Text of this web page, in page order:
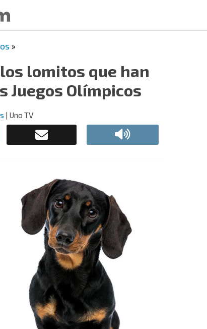
»
lomitos que han
Juegos Olímpicos
| Uno TV